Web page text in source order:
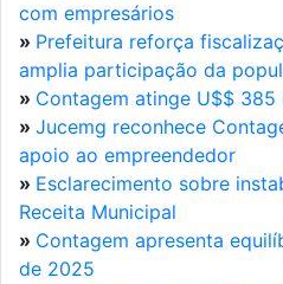
com empresários
» Prefeitura reforça
amplia participação da
» Contagem atinge U$$
» Jucemg reconhece
apoio ao empreendedor
» Esclarecimento sobre
Receita Municipal
» Contagem apresenta
de 2025